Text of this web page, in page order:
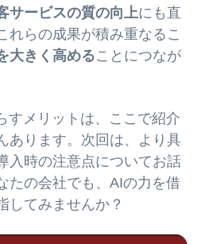
サービスの質の向上にも直
れらの成果が積み重なるこ
大きく高めることにつなが
すメリットは、ここで紹介
あります。次回は、より具
入時の注意点についてお話
たの会社でも、AIの力を借
してみませんか？